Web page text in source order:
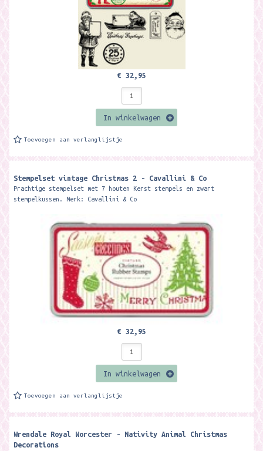
€ 32,95
In winkelwagen
Toevoegen aan verlanglijstje
Stempelset vintage Christmas 2 - Cavallini & Co
Prachtige stempelset met 7 houten Kerst stempels en zwart
stempelkussen. Merk: Cavallini & Co
€ 32,95
In winkelwagen
Toevoegen aan verlanglijstje
Wrendale Royal Worcester - Nativity Animal Christmas
Decorations